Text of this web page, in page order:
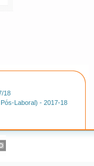
18
Laboral) - 2017-18